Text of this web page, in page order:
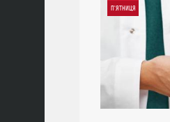
П'ЯТНИЦЯ